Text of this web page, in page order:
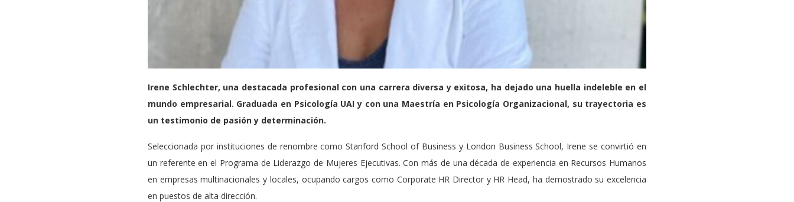
Irene Schlechter, una destacada profesional con una carrera diversa y exitosa, ha dejado una huella indeleble en el
mundo empresarial. Graduada en Psicología UAI y con una Maestría en Psicología Organizacional, su trayectoria es
un testimonio de pasión y determinación.
Seleccionada por instituciones de renombre como Stanford School of Business y London Business School, Irene se convirtió en
un referente en el Programa de Liderazgo de Mujeres Ejecutivas. Con más de una década de experiencia en Recursos Humanos
en empresas multinacionales y locales, ocupando cargos como Corporate HR Director y HR Head, ha demostrado su excelencia
en puestos de alta dirección.